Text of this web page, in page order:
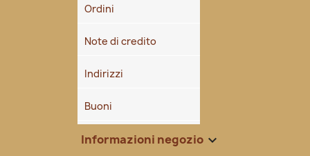
Ordini
Note di credito
Indirizzi
Buoni
Informazioni negozio keyboard_arrow_down